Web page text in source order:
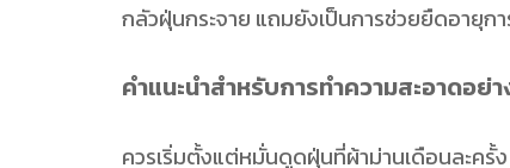
กลัวฝุ่นกระจาย แถมยังเป็นการช่วยยืดอายุก
คำแนะนำสำหรับการ ทำความสะอาดอย่
ควรเริ่มตั้งแต่หมั่นดูดฝุ่นที่ผ้าม่านเดือนละครั้